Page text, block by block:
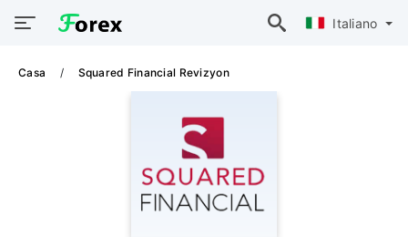
Italiano
Casa Squared Financial Revizyon